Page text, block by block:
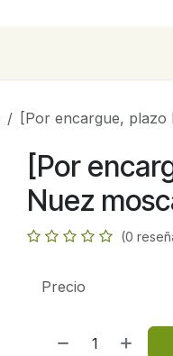
[Por encargue, plazo
[Por
Nuez
(0
Precio